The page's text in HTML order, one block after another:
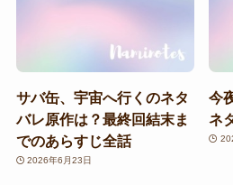
サバ缶、宇宙へ行くのネタ
バレ原作は？最終回結末ま
でのあらすじ全話
2026年6月23日
今
ネ